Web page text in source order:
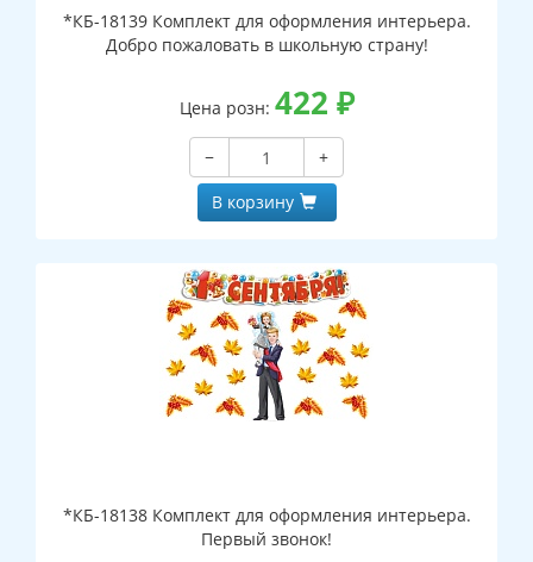
*КБ-18139 Комплект для оформления интерьера.
Добро пожаловать в школьную страну!
Цена розн: 422 ₽
−
+
В корзину
*КБ-18138 Комплект для оформления интерьера.
Первый звонок!